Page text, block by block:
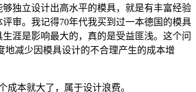
独立设计出高水平的模具，就是有丰富经验
审。我记得70年代我买到过一本德国的模具
涯是影响最大的，真的是受益匪浅。这个问
减少因模具设计的不合理产生的成本增
本就大了，属于设计浪费。